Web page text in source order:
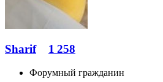
Sharif 1 258
Форумный гражданин